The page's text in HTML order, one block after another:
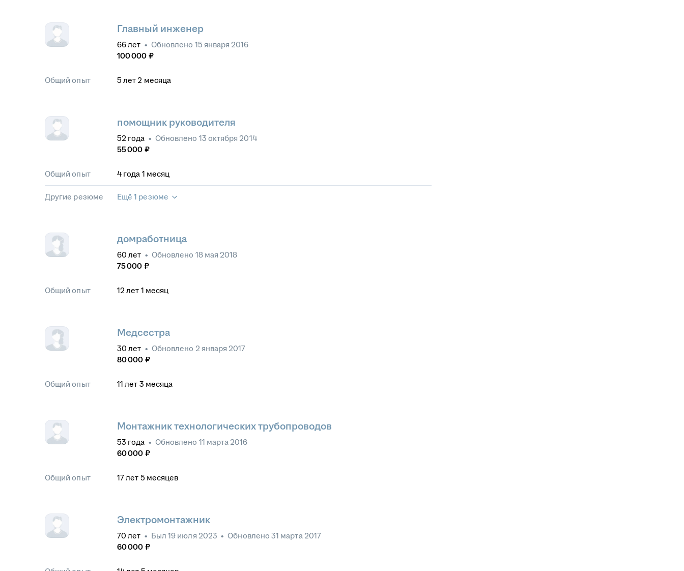
Главный инженер
66лет • Обновлено 15 января 2016
100 000 ₽
Общий опыт 5 лет 2 месяца
помощник руководителя
52 года • Обновлено 13 октября 2014
55 000 ₽
Общий опыт 4 года 1 месяц
Другие резюме Ещё 1 резюме
домработница
60 лет • Обновлено 18 мая 2018
75 000 ₽
Общий опыт 12 лет 1 месяц
Медсестра
30 лет • Обновлено 2 января 2017
80 000 ₽
Общий опыт 11 лет 3 месяца
Монтажник технологических трубопроводов
53 года • Обновлено 11 марта 2016
60 000 ₽
Общий опыт 17лет 5 месяцев
Электромонтажник
70 лет • Был 19 июля 2023 • Обновлено31 марта 2017
60 000 ₽